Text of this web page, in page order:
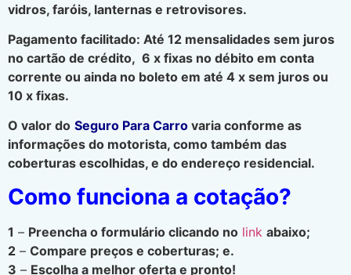
vidros, faróis, lanternas e retrovisores.
Pagamento facilitado: Até 12 mensalidades sem juros
no cartão de crédito, 6 x fixas no débito em conta
corrente ou ainda no boleto em até 4 x sem juros ou
10 x fixas.
O valor do Seguro Para Carro varia conforme as
informações do motorista, como também das
coberturas escolhidas, e do endereço residencial.
Como funciona a cotação?
1 – Preencha o formulário clicando no link abaixo;
2 – Compare preços e coberturas; e.
3 – Escolha a melhor oferta e pronto!